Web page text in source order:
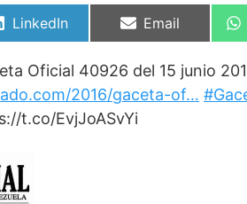
Compartir
LinkedIn
Compartir
Email
Oficial 40926 del 15 junio
2016/gaceta-of…
t.co/EvjJoASvYi